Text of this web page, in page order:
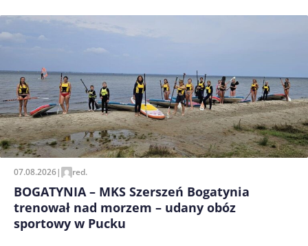
07.08.2026| red.
BOGATYNIA – MKS Szerszeń Bogatynia
trenował nad morzem – udany obóz
sportowy w Pucku